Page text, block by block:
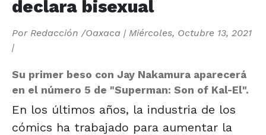
declara bisexual
Por Redacción /Oaxaca | Miércoles, Octubre 13, 2021
|
Su primer beso con Jay Nakamura aparecerá
en el número 5 de "Superman: Son of Kal-El".
En los últimos años, la industria de los
cómics ha trabajado para aumentar la